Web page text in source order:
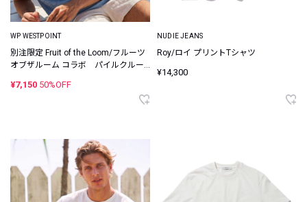
WP WESTPOINT
別注限定 Fruit of the Loom/フルーツ
オブザルーム コラボ パイルクルー
ツ
¥7,150 50%OFF
NUDIE JEANS
Roy/ロイ プリントTシャツ
¥14,300